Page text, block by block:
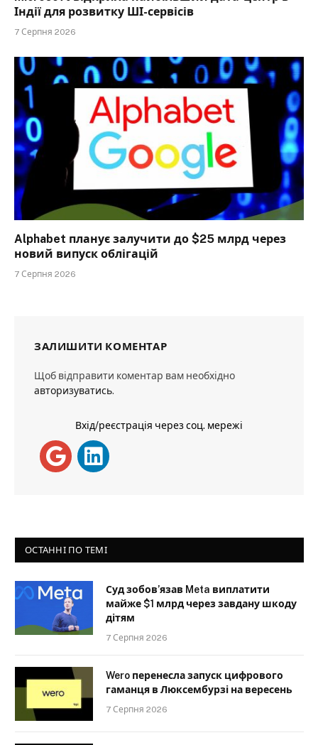
Індії для розвитку ШІ-сервісів
7 Серпня 2026
Alphabet планує залучити до $25 млрд через
новий випуск облігацій
7 Серпня 2026
ЗАЛИШИТИ КОМЕНТАР
Щоб відправити коментар вам необхідно
авторизуватись.
Вхід/реєстрація через соц. мережі
ОСТАННІ ПО ТЕМІ
Суд зобов’язав Meta виплатити
майже $1 млрд через завдану шкоду
дітям
7 Серпня 2026
Wero перенесла запуск цифрового
гаманця в Люксембурзі на вересень
7 Серпня 2026